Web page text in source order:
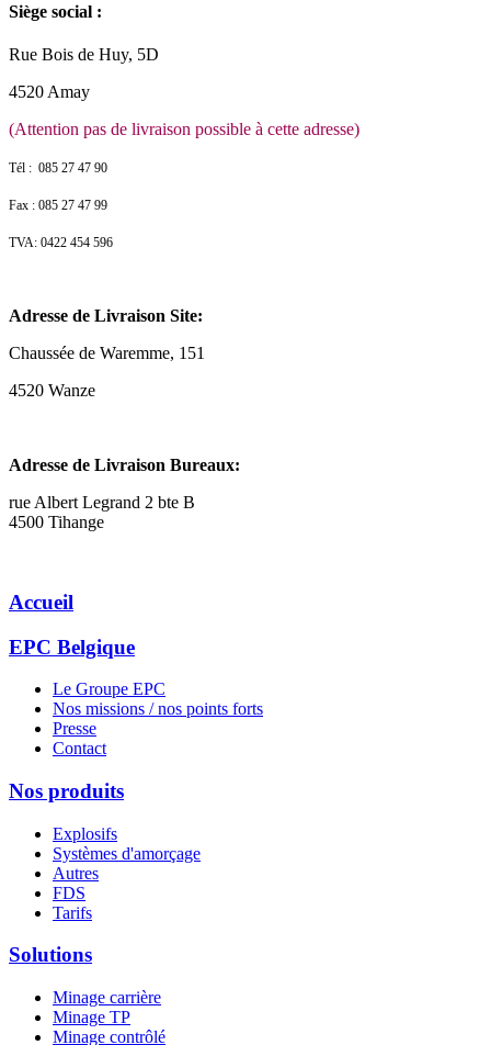
Siège social :
Rue Bois de Huy, 5D
4520 Amay
(Attention pas de livraison possible à cette adresse)
Tél : 085 27 47 90
Fax : 085 27 47 99
TVA: 0422 454 596
Adresse de Livraison Site:
Chaussée de Waremme, 151
4520 Wanze
Adresse de Livraison Bureaux:
rue Albert Legrand 2 bte B
4500 Tihange
Accueil
EPC Belgique
Le Groupe EPC
Nos missions / nos points forts
Presse
Contact
Nos produits
Explosifs
Systèmes d'amorçage
Autres
FDS
Tarifs
Solutions
Minage carrière
Minage TP
Minage contrôlé